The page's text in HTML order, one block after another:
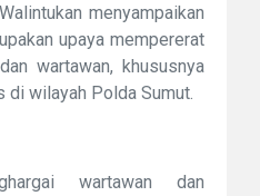
menyampaikan
upaya mempererat
wartawan, khususnya
di wilayah Polda Sumut.
wartawan dan